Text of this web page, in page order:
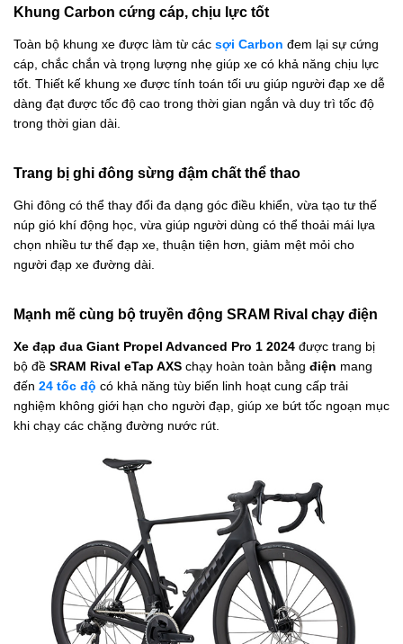
Khung Carbon cứng cáp, chịu lực tốt
Toàn bộ khung xe được làm từ các sợi Carbon đem lại sự cứng
cáp, chắc chắn và trọng lượng nhẹ giúp xe có khả năng chịu lực
tốt. Thiết kế khung xe được tính toán tối ưu giúp người đạp xe dễ
dàng đạt được tốc độ cao trong thời gian ngắn và duy trì tốc độ
trong thời gian dài.
Trang bị ghi đông sừng đậm chất thể thao
Ghi đông có thể thay đổi đa dạng góc điều khiển, vừa tạo tư thế
núp gió khí động học, vừa giúp người dùng có thể thoải mái lựa
chọn nhiều tư thế đạp xe, thuận tiện hơn, giảm mệt mỏi cho
người đạp xe đường dài.
Mạnh mẽ cùng bộ truyền động SRAM Rival chạy điện
Xe đạp đua Giant Propel Advanced Pro 1 2024 được trang bị
bộ đề SRAM Rival eTap AXS chạy hoàn toàn bằng điện mang
đến 24 tốc độ có khả năng tùy biến linh hoạt cung cấp trải
nghiệm không giới hạn cho người đạp, giúp xe bứt tốc ngoạn mục
khi chạy các chặng đường nước rút.